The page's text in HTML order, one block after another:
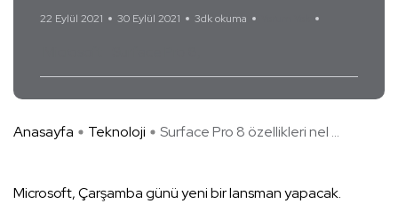
22 Eylül 2021 30 Eylül 2021 3dk okuma
Anasayfa Teknoloji Surface Pro 8 özellikleri nel ...
Microsoft, Çarşamba günü yeni bir lansman yapacak.